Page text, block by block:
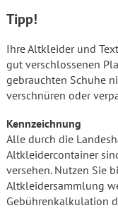
Tipp!
Ihre Altkleider und
gut verschlossenen
gebrauchten Schuhe
verschnüren oder
Kennzeichnung
Alle durch die
Altkleidercontainer
versehen. Nutzen Sie
Altkleidersammlung
Gebührenkalkulation